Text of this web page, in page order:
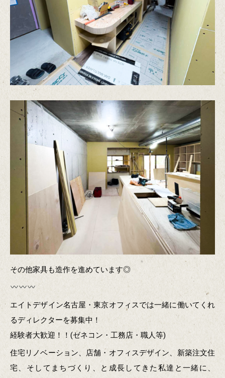
その他家具も造作を進めています◎
エイトデザイン名古屋・東京オフィスでは一緒に働いてくれ
るディレクターを募集中！
経験者大歓迎！！(ゼネコン・工務店・職人等)
住宅リノベーション、店舗・オフィスデザイン、新築注文住
宅、そしてまちづくり、と成長してきた私達と一緒に、